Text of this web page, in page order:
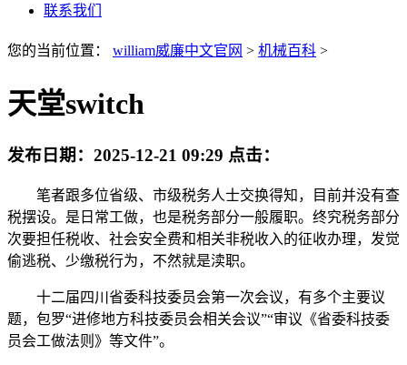
联系我们
您的当前位置： william威廉中文官网 > 机械百科 >
天堂switch
发布日期： 2025-12-21 09:29 点击：
笔者跟多位省级、市级税务人士交换得知，目前并没有查
税摆设。是日常工做，也是税务部分一般履职。终究税务部分
次要担任税收、社会安全费和相关非税收入的征收办理，发觉
偷逃税、少缴税行为，不然就是渎职。
十二届四川省委科技委员会第一次会议，有多个主要议
题，包罗“进修地方科技委员会相关会议”“审议《省委科技委
员会工做法则》等文件”。